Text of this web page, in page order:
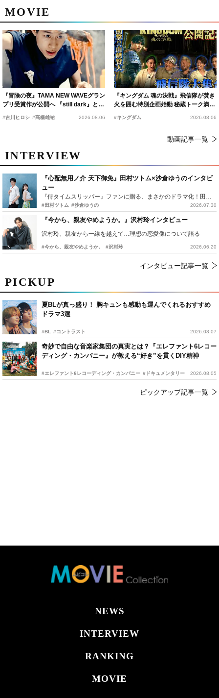
PICKUP
夏BLが真っ盛り！ 胸キュンも感動も運んでくれるおすすめ
ドラマ3選
#BL #コントラスト 2026.08.07
奇妙で自由な音楽家集団の真実とは？『エレファント6レコー
ディング・カンパニー』が教える“好き”を貫くDIY精神
#エレファント6レコーディング・カンパニー #ドキュメンタリー 2026.08.05
ピックアップ記事一覧
MOVIE
『冒険の夜』TAMA NEW WAVEグラン
プリ受賞作が公開へ 『still dark』と同
#古川ヒロシ #髙橋雄祐 2026.08.06
『キングダム 魂の決戦』飛信隊が焚き
火を囲む特別企画始動 秘蔵トーク満載
#キングダム 2026.08.06
動画記事一覧
INTERVIEW
『心配無用ノ介 天下御免』田村ツトム×沙倉ゆうのインタビ
ュー
『侍タイムスリッパー』ファンに贈る、まさかのドラマ化！田村ツトム×沙倉ゆうのが語る『心配無用ノ介』撮影秘話
#田村ツトム #沙倉ゆうの 2026.07.30
『今から、親友やめようか。』沢村玲インタビュー
沢村玲、親友から一線を越えて…理想の恋愛像について語る
#今から、親友やめようか。 #沢村玲 2026.06.20
インタビュー記事一覧
NEWS
INTERVIEW
RANKING
MOVIE